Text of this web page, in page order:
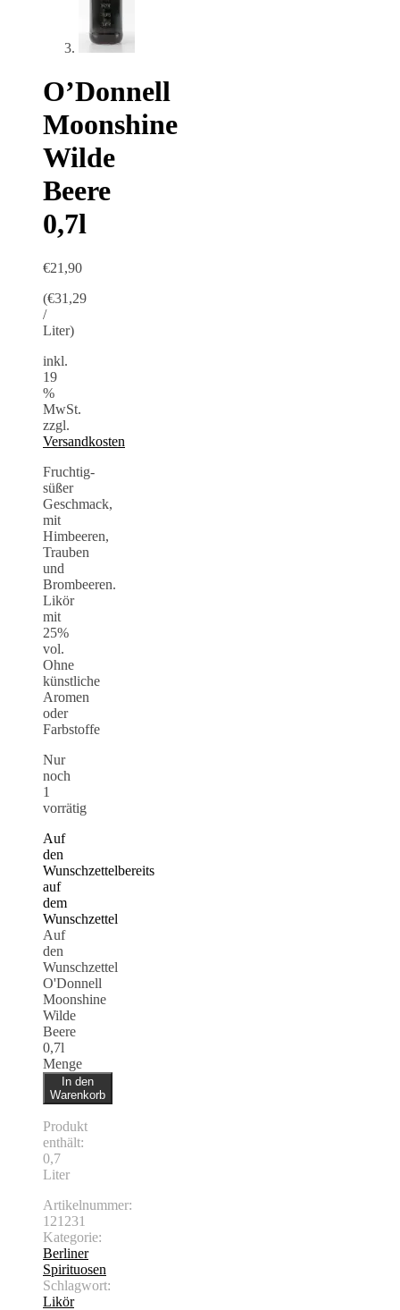
O’Donnell
Moonshine
Wilde
Beere
0,7l
€21,90
(€31,29
/
Liter)
inkl.
19
%
MwSt.
zzgl.
Versandkosten
Fruchtig-
süßer
Geschmack,
mit
Himbeeren,
Trauben
und
Brombeeren.
Likör
mit
25%
vol.
Ohne
künstliche
Aromen
oder
Farbstoffe
Nur
noch
1
vorrätig
Auf
den
Wunschzettelbereits
auf
dem
Wunschzettel
Auf
den
Wunschzettel
O'Donnell
Moonshine
Wilde
Beere
0,7l
Menge
In den
Warenkorb
Produkt
enthält:
0,7
Liter
Artikelnummer:
121231
Kategorie:
Berliner
Spirituosen
Schlagwort:
Likör